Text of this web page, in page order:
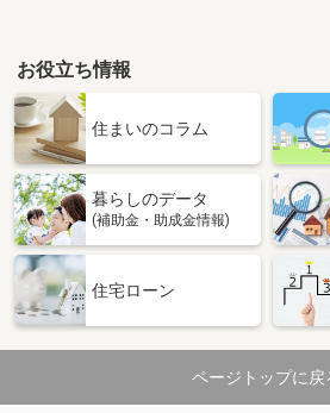
宮崎県宮崎市大工１
価 格
3,085万円
住 所
宮崎県宮崎市
用途地域
２種住居
土地面積 291.5m²
宮崎県宮崎市大字本郷南方
1,180万円
用途地域
１種低層
お役立ち情報
住まいのコラム
暮らしのデータ
(補助金・助成金情報)
住宅ローン
ページトップに戻